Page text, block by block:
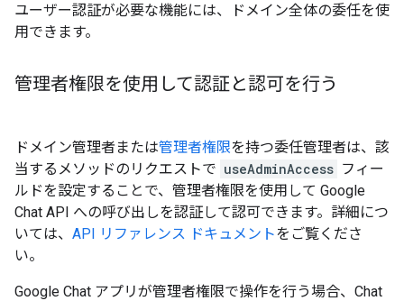
ユーザー認証が必要な機能には、ドメイン全体の委任を使
用できます。
管理者権限を使用して認証と認可を行う
ドメイン管理者または管理者権限を持つ委任管理者は、該
当するメソッドのリクエストで useAdminAccess フィー
ルドを設定することで、管理者権限を使用して Google
Chat API への呼び出しを認証して認可できます。詳細につ
いては、 API リファレンス ドキュメントをご覧くださ
い。
Google Chat アプリが管理者権限で操作を行う場合、Chat